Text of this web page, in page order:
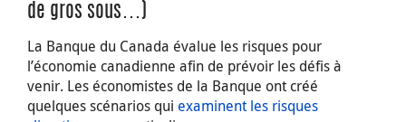
de gros sous…)
La Banque du Canada évalue les risques pour
l’économie canadienne afin de prévoir les défis à
venir. Les économistes de la Banque ont créé
quelques scénarios qui examinent les risques